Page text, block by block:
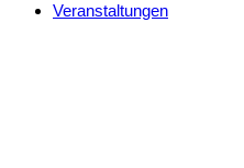
Veranstaltungen